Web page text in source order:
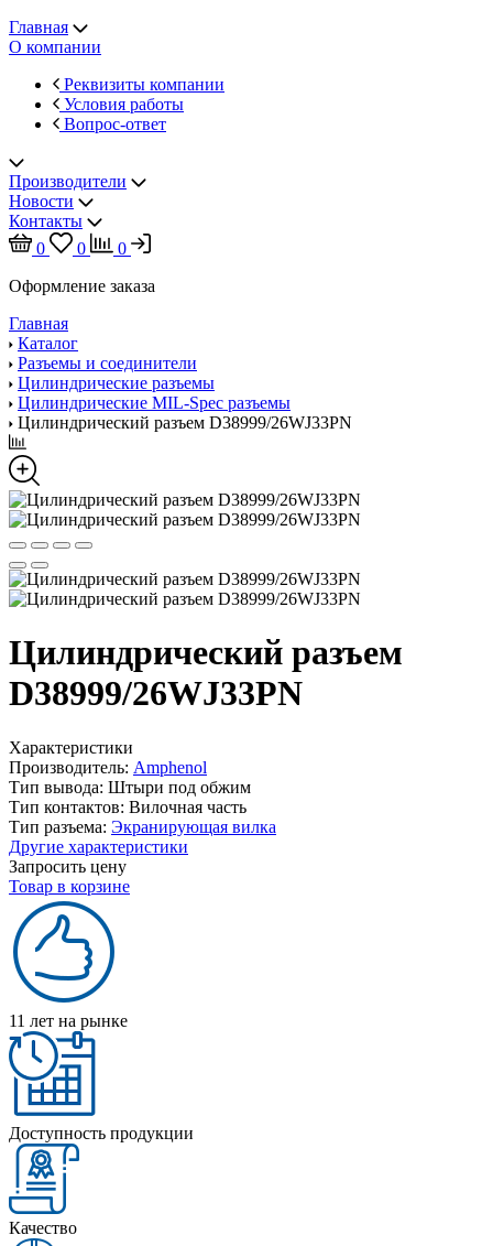
Главная
О компании
Реквизиты компании
Условия работы
Вопрос-ответ
Производители
Новости
Контакты
0
0
0
Оформление заказа
Главная
Каталог
Разъемы и соединители
Цилиндрические разъемы
Цилиндрические MIL-Spec разъемы
Цилиндрический разъем D38999/26WJ33PN
Цилиндрический разъем
D38999/26WJ33PN
Характеристики
Производитель: Amphenol
Тип вывода: Штыри под обжим
Тип контактов: Вилочная часть
Тип разъема: Экранирующая вилка
Другие характеристики
Запросить цену
Товар в корзине
11 лет на рынке
Доступность продукции
Качество